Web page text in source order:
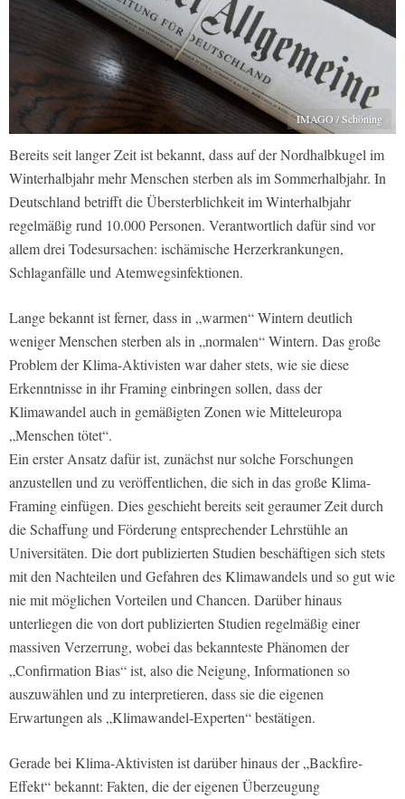
IMAGO / Schöning
Bereits seit langer Zeit ist bekannt, dass auf der Nordhalbkugel im
Winterhalbjahr mehr Menschen sterben als im Sommerhalbjahr. In
Deutschland betrifft die Übersterblichkeit im Winterhalbjahr
regelmäßig rund 10.000 Personen. Verantwortlich dafür sind vor
allem drei Todesursachen: ischämische Herzerkrankungen,
Schlaganfälle und Atemwegsinfektionen.
Lange bekannt ist ferner, dass in „warmen“ Wintern deutlich
weniger Menschen sterben als in „normalen“ Wintern. Das große
Problem der Klima-Aktivisten war daher stets, wie sie diese
Erkenntnisse in ihr Framing einbringen sollen, dass der
Klimawandel auch in gemäßigten Zonen wie Mitteleuropa
„Menschen tötet“.
Ein erster Ansatz dafür ist, zunächst nur solche Forschungen
anzustellen und zu veröffentlichen, die sich in das große Klima-
Framing einfügen. Dies geschieht bereits seit geraumer Zeit durch
die Schaffung und Förderung entsprechender Lehrstühle an
Universitäten. Die dort publizierten Studien beschäftigen sich stets
mit den Nachteilen und Gefahren des Klimawandels und so gut wie
nie mit möglichen Vorteilen und Chancen. Darüber hinaus
unterliegen die von dort publizierten Studien regelmäßig einer
massiven Verzerrung, wobei das bekannteste Phänomen der
„Confirmation Bias“ ist, also die Neigung, Informationen so
auszuwählen und zu interpretieren, dass sie die eigenen
Erwartungen als „Klimawandel-Experten“ bestätigen.
Gerade bei Klima-Aktivisten ist darüber hinaus der „Backfire-
Effekt“ bekannt: Fakten, die der eigenen Überzeugung